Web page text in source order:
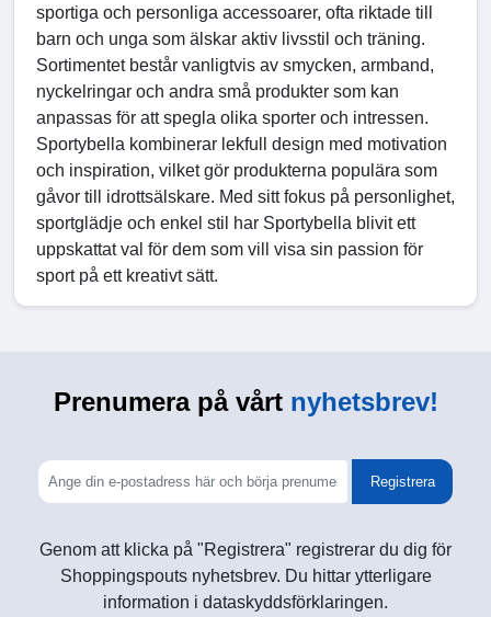
sportiga och personliga accessoarer, ofta riktade till
barn och unga som älskar aktiv livsstil och träning.
Sortimentet består vanligtvis av smycken, armband,
nyckelringar och andra små produkter som kan
anpassas för att spegla olika sporter och intressen.
Sportybella kombinerar lekfull design med motivation
och inspiration, vilket gör produkterna populära som
gåvor till idrottsälskare. Med sitt fokus på personlighet,
sportglädje och enkel stil har Sportybella blivit ett
uppskattat val för dem som vill visa sin passion för
sport på ett kreativt sätt.
Prenumera på vårtnyhetsbrev!
Registrera
Genom att klicka på "Registrera" registrerar du dig för
Shoppingspouts nyhetsbrev. Du hittar ytterligare
information i dataskyddsförklaringen.